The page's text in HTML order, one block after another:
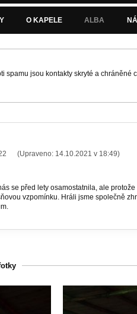
O KAPELE ALBA
spamu jsou kontakty skryté a chráněné
(Upraveno: 14.10.2021 v 18:49)
se před lety osamostatnila, ale
vzpomínku. Hráli jsme společně